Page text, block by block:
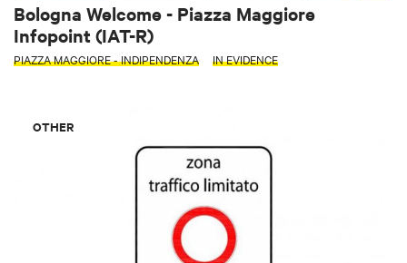
Bologna Welcome - Piazza Maggiore
Infopoint (IAT-R)
PIAZZA MAGGIORE - INDIPENDENZA IN EVIDENCE
OTHER